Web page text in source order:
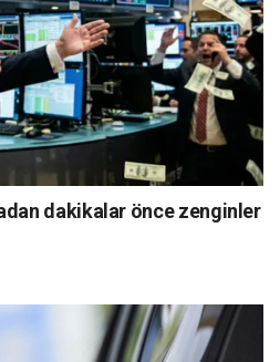
dakikalar önce zenginler